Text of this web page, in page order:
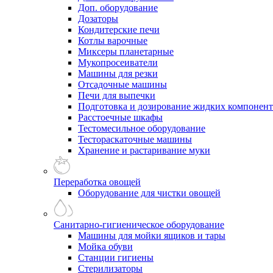
Доп. оборудование
Дозаторы
Кондитерские печи
Котлы варочные
Миксеры планетарные
Мукопросеиватели
Машины для резки
Отсадочные машины
Печи для выпечки
Подготовка и дозирование жидких
Расстоечные шкафы
Тестомесильное оборудование
Тестораскаточные машины
Хранение и растаривание муки
Переработка овощей
Оборудование для чистки овощей
Санитарно-гигиеническое оборудование
Машины для мойки ящиков и тары
Мойка обуви
Станции гигиены
Стерилизаторы